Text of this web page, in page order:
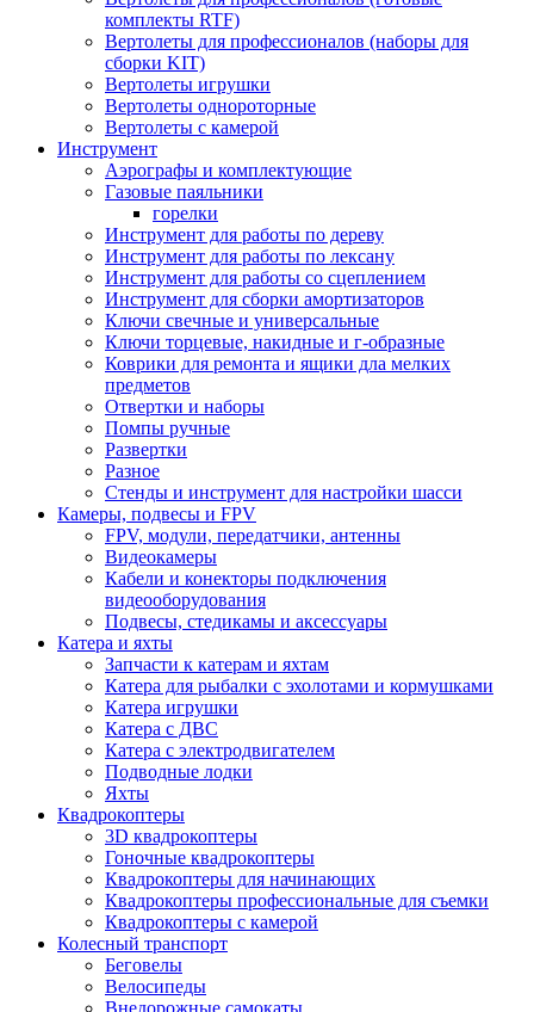
комплекты RTF)
Вертолеты для профессионалов (наборы для
сборки KIT)
Вертолеты игрушки
Вертолеты однороторные
Вертолеты с камерой
Инструмент
Аэрографы и комплектующие
Газовые паяльники
горелки
Инструмент для работы по дереву
Инструмент для работы по лексану
Инструмент для работы со сцеплением
Инструмент для сборки амортизаторов
Ключи свечные и универсальные
Ключи торцевые, накидные и г-образные
Коврики для ремонта и ящики дла мелких
предметов
Отвертки и наборы
Помпы ручные
Развертки
Разное
Стенды и инструмент для настройки шасси
Камеры, подвесы и FPV
FPV, модули, передатчики, антенны
Видеокамеры
Кабели и конекторы подключения
видеооборудования
Подвесы, стедикамы и аксессуары
Катера и яхты
Запчасти к катерам и яхтам
Катера для рыбалки с эхолотами и кормушками
Катера игрушки
Катера с ДВС
Катера с электродвигателем
Подводные лодки
Яхты
Квадрокоптеры
3D квадрокоптеры
Гоночные квадрокоптеры
Квадрокоптеры для начинающих
Квадрокоптеры профессиональные для съемки
Квадрокоптеры с камерой
Колесный транспорт
Беговелы
Велосипеды
Внедорожные самокаты